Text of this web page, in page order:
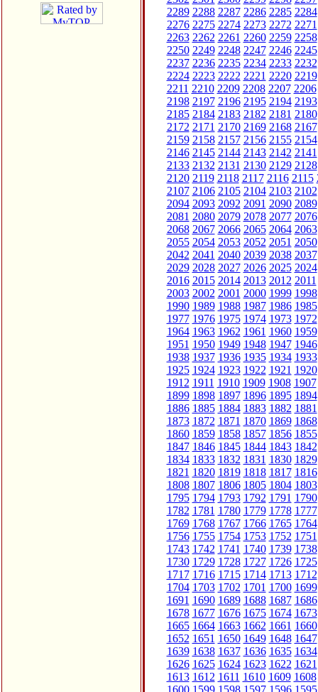
2289 2288 2287 2286 2285 2284
2276 2275 2274 2273 2272 2271
2263 2262 2261 2260 2259 2258
2250 2249 2248 2247 2246 2245
2237 2236 2235 2234 2233 2232
2224 2223 2222 2221 2220 2219
2211 2210 2209 2208 2207 2206
2198 2197 2196 2195 2194 2193
2185 2184 2183 2182 2181 2180
2172 2171 2170 2169 2168 2167
2159 2158 2157 2156 2155 2154
2146 2145 2144 2143 2142 2141
2133 2132 2131 2130 2129 2128
2120 2119 2118 2117 2116 2115
2107 2106 2105 2104 2103 2102
2094 2093 2092 2091 2090 2089
2081 2080 2079 2078 2077 2076
2068 2067 2066 2065 2064 2063
2055 2054 2053 2052 2051 2050
2042 2041 2040 2039 2038 2037
2029 2028 2027 2026 2025 2024
2016 2015 2014 2013 2012 2011
2003 2002 2001 2000 1999 1998
1990 1989 1988 1987 1986 1985
1977 1976 1975 1974 1973 1972
1964 1963 1962 1961 1960 1959
1951 1950 1949 1948 1947 1946
1938 1937 1936 1935 1934 1933
1925 1924 1923 1922 1921 1920
1912 1911 1910 1909 1908 1907
1899 1898 1897 1896 1895 1894
1886 1885 1884 1883 1882 1881
1873 1872 1871 1870 1869 1868
1860 1859 1858 1857 1856 1855
1847 1846 1845 1844 1843 1842
1834 1833 1832 1831 1830 1829
1821 1820 1819 1818 1817 1816
1808 1807 1806 1805 1804 1803
1795 1794 1793 1792 1791 1790
1782 1781 1780 1779 1778 1777
1769 1768 1767 1766 1765 1764
1756 1755 1754 1753 1752 1751
1743 1742 1741 1740 1739 1738
1730 1729 1728 1727 1726 1725
1717 1716 1715 1714 1713 1712
1704 1703 1702 1701 1700 1699
1691 1690 1689 1688 1687 1686
1678 1677 1676 1675 1674 1673
1665 1664 1663 1662 1661 1660
1652 1651 1650 1649 1648 1647
1639 1638 1637 1636 1635 1634
1626 1625 1624 1623 1622 1621
1613 1612 1611 1610 1609 1608
1600 1599 1598 1597 1596 1595